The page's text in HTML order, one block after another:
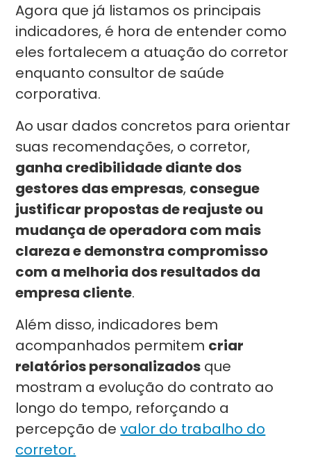
Agora que já listamos os principais
indicadores, é hora de entender como
eles fortalecem a atuação do corretor
enquanto consultor de saúde
corporativa.
Ao usar dados concretos para orientar
suas recomendações, o corretor,
ganha credibilidade diante dos
gestores das empresas, consegue
justificar propostas de reajuste ou
mudança de operadora com mais
clareza e demonstra compromisso
com a melhoria dos resultados da
empresa cliente.
Além disso, indicadores bem
acompanhados permitem criar
relatórios personalizados que
mostram a evolução do contrato ao
longo do tempo, reforçando a
percepção devalor do trabalho do
corretor.